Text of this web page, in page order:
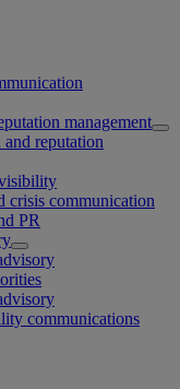
management
reputation
crisis communication
PR
communications